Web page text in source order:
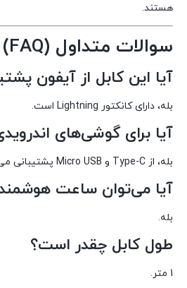
هستند.
سوالات متداول (FAQ)
آیا این کابل از آیفون
بله، دارای کانکتور Lightning است.
آیا برای گوشی‌های
بله، از Type-C و Micro USB پشتیبانی می‌کند.
آیا می‌توان ساعت هوشمند
بله.
طول کابل چقدر است؟
1 متر.